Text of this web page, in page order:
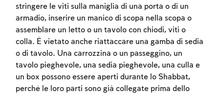
stringere le viti sulla maniglia di una porta o di un
armadio, inserire un manico di scopa nella scopa o
assemblare un letto o un tavolo con chiodi, viti o
colla. È vietato anche riattaccare una gamba di sedia
o di tavolo. Una carrozzina o un passeggino, un
tavolo pieghevole, una sedia pieghevole, una culla e
un box possono essere aperti durante lo Shabbat,
perché le loro parti sono già collegate prima dello